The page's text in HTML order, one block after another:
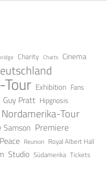
Charity Charts Cinema
Exhibition Fans
Guy Pratt Hipgnosis
Nordamerika-Tour
Samson Premiere
Reunion Royal Albert Hall
Studio Südamerika Tickets